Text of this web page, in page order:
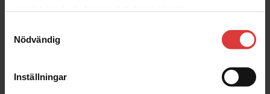
Nödvändig
Inställningar
Stäng